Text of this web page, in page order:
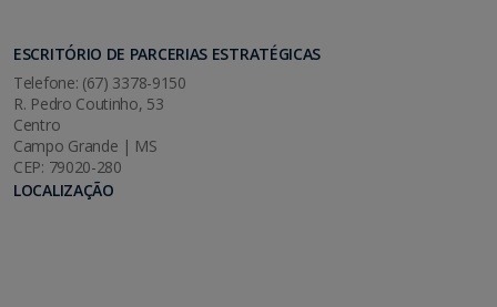
ESCRITÓRIO DE PARCERIAS ESTRATÉGICAS
Telefone: (67) 3378-9150
R. Pedro Coutinho, 53
Centro
Campo Grande | MS
CEP: 79020-280
LOCALIZAÇÃO